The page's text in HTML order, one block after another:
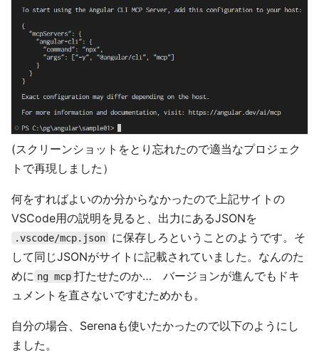
(スクリーンショットをとり忘れたので適当なプロジェク
トで再現しました）
何をすればよいのか分からなかったので上記サイトの
VSCode用の説明を見ると、出力にあるJSONを
.vscode/mcp.json
に保存しろということのようです。そ
して同じJSONがサイトに記載されていました。なんのた
めに ng mcp 打たせたのか… バージョンが進んでもドキ
ュメントを直さないですむためかも。
自分の場合、Serenaも使いたかったので以下のようにし
ました。